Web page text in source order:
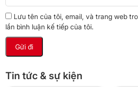
Lưu tên của tôi, email, và trang web
lần bình luận kế tiếp của tôi.
Tin tức & sự kiện